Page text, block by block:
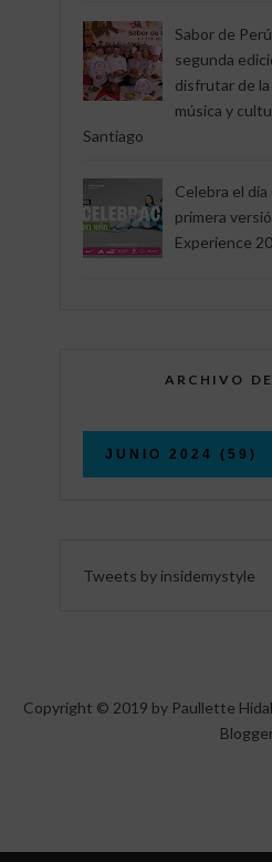
Sabor de
segunda
disfrutar de
música y
Santiago
Celebra el día
primera
Experience
ARCHIVO
Tweets by insidemystyle
Copyright © 2019 by Paullette
Blogger